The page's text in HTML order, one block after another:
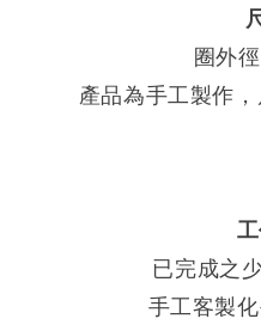
圈外
產品為手工製作
已完成之
手工客製